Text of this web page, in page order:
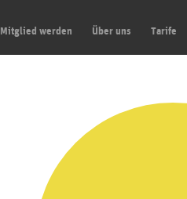
Mitglied werden Über uns Tarife